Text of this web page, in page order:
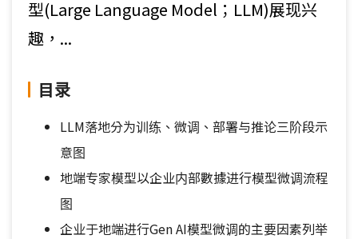
型(Large Language Model；LLM)展现兴
趣，...
目录
LLM落地分为训练、微调、部署与推论三阶段示
意图
地端专家模型以企业内部數據进行模型微调流程
图
企业于地端进行Gen AI模型微调的主要因素列举